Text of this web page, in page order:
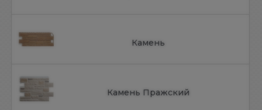
Камень
Камень Пражский